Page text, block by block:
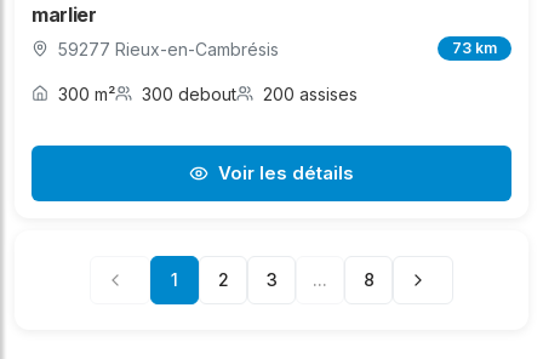
marlier
59277 Rieux-en-Cambrésis 73 km
300 m² 300 debout 200 assises
Voir les détails
1 2 3 ... 8